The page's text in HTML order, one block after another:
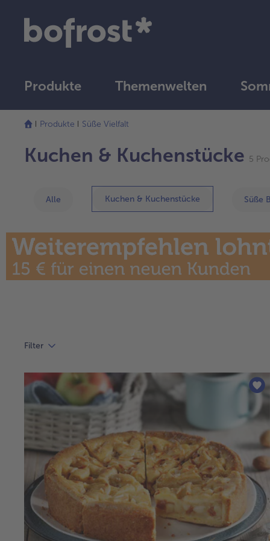
Produkte Themenwelten
Produkte
Süße Vielfalt
Kuchen & Kuchenstücke 5
Alle Kuchen & Kuchenstücke Süße
Filter